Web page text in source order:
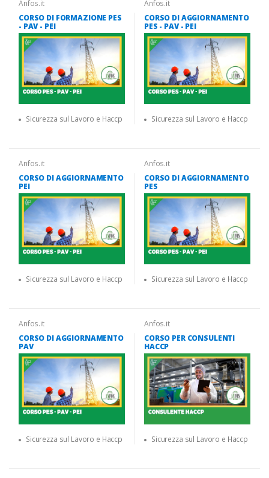
Anfos.it
CORSO DI FORMAZIONE PES
- PAV - PEI
Sicurezza sul Lavoro e Haccp
Anfos.it
CORSO DI AGGIORNAMENTO
PES - PAV - PEI
Sicurezza sul Lavoro e Haccp
Anfos.it
CORSO DI AGGIORNAMENTO
PEI
Sicurezza sul Lavoro e Haccp
Anfos.it
CORSO DI AGGIORNAMENTO
PES
Sicurezza sul Lavoro e Haccp
Anfos.it
CORSO DI AGGIORNAMENTO
PAV
Sicurezza sul Lavoro e Haccp
Anfos.it
CORSO PER CONSULENTI
HACCP
Sicurezza sul Lavoro e Haccp